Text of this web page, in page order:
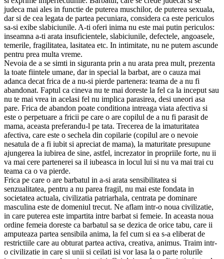
judeca mai ales in functie de puterea muschilor, de puterea sexuala,
dar si de cea legata de partea pecuniara, considera ca este periculos
sa-si exibe slabiciunile. A-ti oferi inima nu este mai putin periculos:
inseamna a-ti arata insuficientele, slabiciunile, defectele, angoasele,
temerile, fragilitatea, lasitatea etc. In intimitate, nu ne putem ascunde
pentru prea multa vreme.
Nevoia de a se simti in siguranta prin a nu arata prea mult, prezenta
la toate fiintele umane, dar in special la barbat, are o cauza mai
adanca decat frica de a nu-si pierde partenera: teama de a nu fi
abandonat. Faptul ca cineva nu te mai doreste la fel ca la inceput sau
nu te mai vrea in acelasi fel nu implica parasirea, desi uneori asa
pare. Frica de abandon poate conditiona intreaga viata afectiva si
este o perpetuare a fricii pe care o are copilul de a nu fi parasit de
mama, aceasta preferandu-l pe tata. Trecerea de la imaturitatea
afectiva, care este o sechela din copilarie (copilul are o nevoie
nesatula de a fi iubit si apreciat de mama), la maturitate presupune
ajungerea la iubirea de sine, astfel, increzator in propriile forte, nu ii
va mai cere partenerei sa il iubeasca in locul lui si nu va mai trai cu
teama ca o va pierde.
Frica pe care o are barbatul in a-si arata sensibilitatea si
senzualitatea, pentru a nu parea fragil, nu mai este fondata in
societatea actuala, civilizatia patriarhala, centrata pe dominare
masculina este de domeniul trecut. Ne aflam intr-o noua civilizatie,
in care puterea este impartita intre barbat si femeie. In aceasta noua
ordine femeia doreste ca barbatul sa se dezica de orice tabu, care ii
amputeaza partea sensibila anima, la fel cum si ea s-a eliberat de
restrictiile care au obturat partea activa, creativa, animus. Traim intr-
o civilizatie in care si unii si ceilati isi vor lasa la o parte rolurile